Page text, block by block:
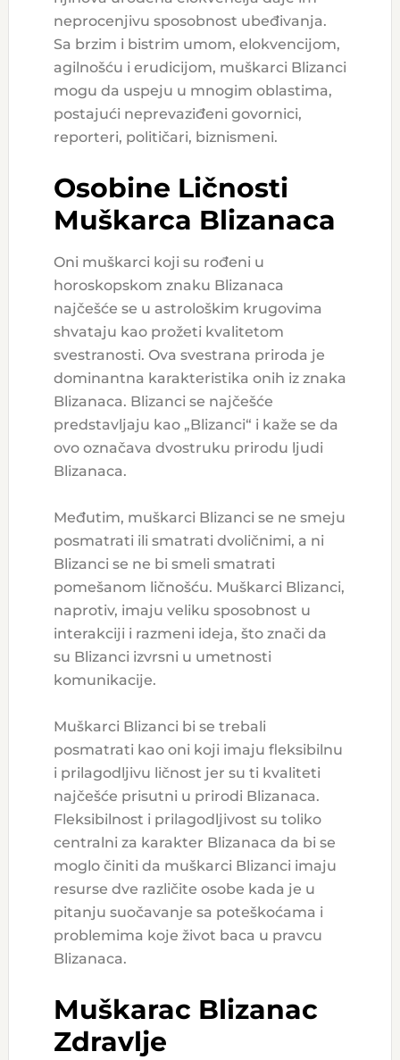
neprocenjivu sposobnost ubeđivanja.
Sa brzim i bistrim umom, elokvencijom,
agilnošću i erudicijom, muškarci Blizanci
mogu da uspeju u mnogim oblastima,
postajući neprevaziđeni govornici,
reporteri, političari, biznismeni.
Osobine Ličnosti
Muškarca Blizanaca
Oni muškarci koji su rođeni u
horoskopskom znaku Blizanaca
najčešće se u astrološkim krugovima
shvataju kao prožeti kvalitetom
svestranosti. Ova svestrana priroda je
dominantna karakteristika onih iz znaka
Blizanaca. Blizanci se najčešće
predstavljaju kao „Blizanci“ i kaže se da
ovo označava dvostruku prirodu ljudi
Blizanaca.
Međutim, muškarci Blizanci se ne smeju
posmatrati ili smatrati dvoličnimi, a ni
Blizanci se ne bi smeli smatrati
pomešanom ličnošću. Muškarci Blizanci,
naprotiv, imaju veliku sposobnost u
interakciji i razmeni ideja, što znači da
su Blizanci izvrsni u umetnosti
komunikacije.
Muškarci Blizanci bi se trebali
posmatrati kao oni koji imaju fleksibilnu
i prilagodljivu ličnost jer su ti kvaliteti
najčešće prisutni u prirodi Blizanaca.
Fleksibilnost i prilagodljivost su toliko
centralni za karakter Blizanaca da bi se
moglo činiti da muškarci Blizanci imaju
resurse dve različite osobe kada je u
pitanju suočavanje sa poteškoćama i
problemima koje život baca u pravcu
Blizanaca.
Muškarac Blizanac
Zdravlje